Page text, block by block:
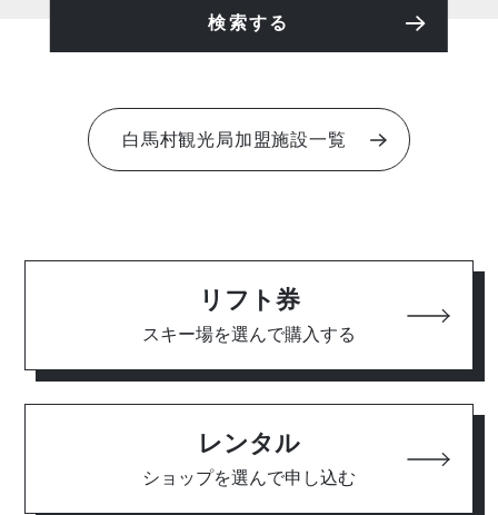
検索する
白馬村観光局加盟施設一覧
リフト券
スキー場を選んで購入する
レンタル
ショップを選んで申し込む